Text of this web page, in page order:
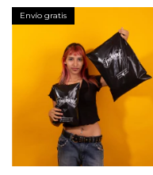
Envío gratis